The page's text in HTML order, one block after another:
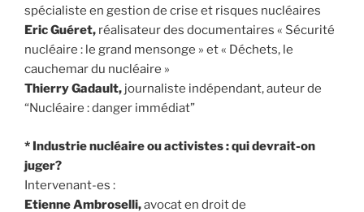
spécialiste en gestion de crise et risques nucléaires
Eric Guéret, réalisateur des documentaires « Sécurité
nucléaire : le grand mensonge » et « Déchets, le
cauchemar du nucléaire »
Thierry Gadault, journaliste indépendant, auteur de
“Nucléaire : danger immédiat”
* Industrie nucléaire ou activistes : qui devrait-on
juger?
Intervenant-es :
Etienne Ambroselli,avocat en droit de